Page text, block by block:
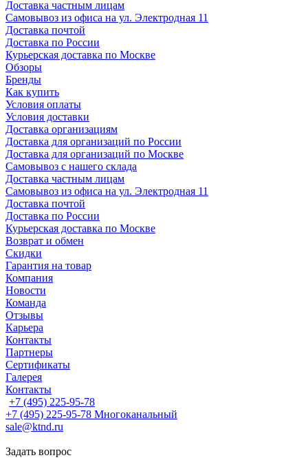
Доставка частным лицам
Самовывоз из офиса на ул. Электродная 11
Доставка почтой
Доставка по России
Курьерская доставка по Москве
Обзоры
Бренды
Как купить
Условия оплаты
Условия доставки
Доставка организациям
Доставка для организаций по России
Доставка для организаций по Москве
Самовывоз с нашего склада
Доставка частным лицам
Самовывоз из офиса на ул. Электродная 11
Доставка почтой
Доставка по России
Курьерская доставка по Москве
Возврат и обмен
Скидки
Гарантия на товар
Компания
Новости
Команда
Отзывы
Карьера
Контакты
Партнеры
Сертификаты
Галерея
Контакты
+7 (495) 225-95-78
+7 (495) 225-95-78 Многоканальный
sale@ktnd.ru
Задать вопрос